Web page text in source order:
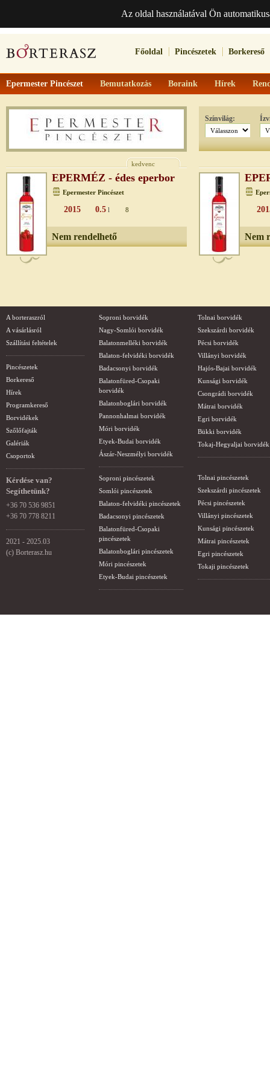
Az oldal használatával Ön
Főoldal Pincészetek Borkereső
Epermester Pincészet Bemutatkozás Boraink Hírek
Színvilág:
kedvenc
EPERMÉZ - édes eperbor
Epermester Pincészet
2015 0.5 l 8
Nem rendelhető Nem
A borteraszról
A vásárlásról
Szállítási feltételek
Pincészetek
Borkereső
Hírek
Programkereső
Borvidékek
Szőlőfajták
Galériák
Csoportok
Kérdése van?
Segíthetünk?
+36 70 536 9851
+36 70 778 8211
2021 - 2025.03
(c) Borterasz.hu
Soproni borvidék
Nagy-Somlói borvidék
Balatonmelléki borvidék
Balaton-felvidéki borvidék
Badacsonyi borvidék
Balatonfüred-Csopaki
borvidék
Balatonboglári borvidék
Pannonhalmai borvidék
Móri borvidék
Etyek-Budai borvidék
Ászár-Neszmélyi borvidék
Soproni pincészetek
Somlói pincészetek
Balaton-felvidéki pincészetek
Badacsonyi pincészetek
Balatonfüred-Csopaki
pincészetek
Balatonboglári pincészetek
Móri pincészetek
Etyek-Budai pincészetek
Tolnai borvidék
Szekszárdi borvidék
Pécsi borvidék
Villányi borvidék
Hajós-Bajai borvidék
Kunsági borvidék
Csongrádi borvidék
Mátrai borvidék
Egri borvidék
Bükki borvidék
Tokaj-Hegyaljai borvidék
Tolnai pincészetek
Szekszárdi pincészetek
Pécsi pincészetek
Villányi pincészetek
Kunsági pincészetek
Mátrai pincészetek
Egri pincészetek
Tokaji pincészetek